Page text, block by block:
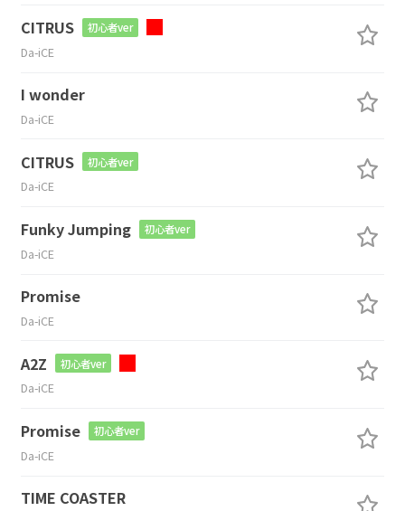
CITRUS 初心者ver
Da-iCE
I wonder
Da-iCE
CITRUS 初心者ver
Da-iCE
Funky Jumping 初心者ver
Da-iCE
Promise
Da-iCE
A2Z 初心者ver
Da-iCE
Promise 初心者ver
Da-iCE
TIME COASTER